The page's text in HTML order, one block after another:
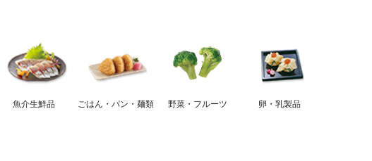
魚介生鮮品 ごはん・パン・麺類 野菜・フルーツ 卵・乳製品